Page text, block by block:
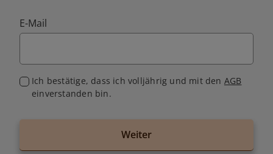
E-Mail
Ich bestätige, dass ich volljährig und mit den AGB
einverstanden bin.
Weiter